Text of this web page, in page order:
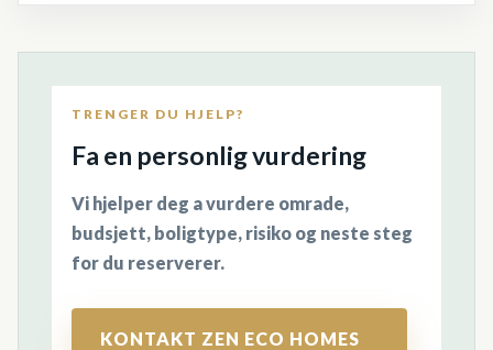
TRENGER DU HJELP?
Fa en personlig vurdering
Vi hjelper deg a vurdere omrade,
budsjett, boligtype, risiko og neste steg
for du reserverer.
KONTAKT ZEN ECO HOMES